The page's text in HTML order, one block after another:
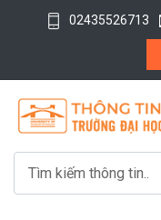
02435526713